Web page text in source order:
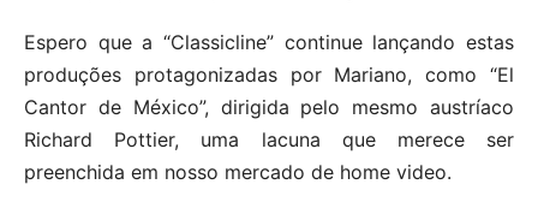
Espero que a “Classicline” continue lançando estas
produções protagonizadas por Mariano, como “El
Cantor de México”, dirigida pelo mesmo austríaco
Richard Pottier, uma lacuna que merece ser
preenchida em nosso mercado de home video.